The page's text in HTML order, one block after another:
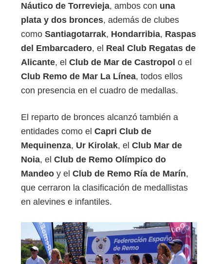
Náutico de Torrevieja, ambos con una
plata y dos bronces, además de clubes
como Santiagotarrak, Hondarribia, Raspas
del Embarcadero, el Real Club Regatas de
Alicante, el Club de Mar de Castropol o el
Club Remo de Mar La Línea, todos ellos
con presencia en el cuadro de medallas.
El reparto de bronces alcanzó también a
entidades como el Capri Club de
Mequinenza, Ur Kirolak, el Club Mar de
Noia, el Club de Remo Olímpico do
Mandeo y el Club de Remo Ría de Marín,
que cerraron la clasificación de medallistas
en alevines e infantiles.